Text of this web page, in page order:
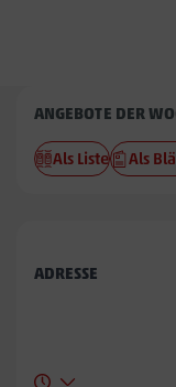
Penny
Birkenau
ANGEBOTE DER
Als Liste Als
ADRESSE